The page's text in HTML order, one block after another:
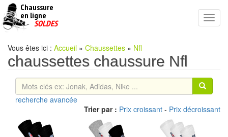
Chaussure
en ligne
pas
SOLDES
Vous êtes ici : Accueil » Chaussettes » Nfl
chaussettes chaussure Nfl
recherche avancée
Trier par : Prix croissant - Prix décroissant